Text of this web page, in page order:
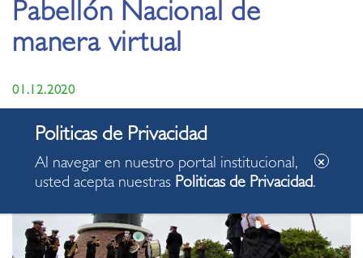
Pabellón Nacional de
manera virtual
01.12.2020
Al navegar en nuestro portal institucional,
usted acepta nuestras Politicas de Privacidad.